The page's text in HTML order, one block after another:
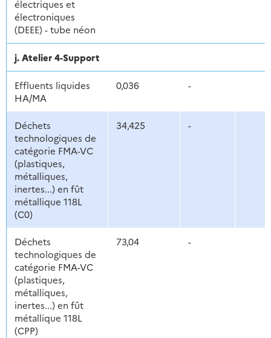
électriques et
électroniques
(DEEE) - tube néon
j. Atelier 4-Support
Effluents liquides
HA/MA
0,036 -
Déchets
technologiques de
catégorie FMA-VC
(plastiques,
métalliques,
inertes...) en fût
métallique 118L
(C0)
34,425 -
Déchets
technologiques de
catégorie FMA-VC
(plastiques,
métalliques,
inertes...) en fût
métallique 118L
(CPP)
73,04 -